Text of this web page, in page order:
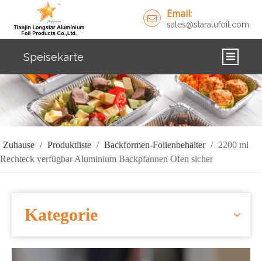
Email:
sales@staralufoil.com
Speisekarte
ZUHAUSE
PRODUKTE
ÜBER UNS
LÖSUNGEN
NACHRICHTEN
KONTAKTIERE UNS
Zuhause / Produktliste / Backformen-Folienbehälter / 2200 ml
Rechteck verfügbar Aluminium Backpfannen Ofen sicher
Kategorie